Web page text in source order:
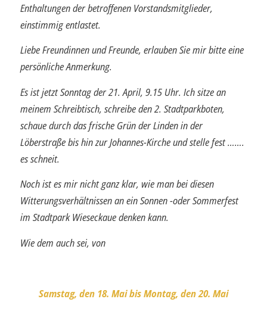
Enthaltungen der betroffenen Vorstandsmitglieder,
einstimmig entlastet.
Liebe Freundinnen und Freunde, erlauben Sie mir bitte eine
persönliche Anmerkung.
Es ist jetzt Sonntag der 21. April, 9.15 Uhr. Ich sitze an
meinem Schreibtisch, schreibe den 2. Stadtparkboten,
schaue durch das frische Grün der Linden in der
Löberstraße bis hin zur Johannes-Kirche und stelle fest …….
es schneit.
Noch ist es mir nicht ganz klar, wie man bei diesen
Witterungsverhältnissen an ein Sonnen -oder Sommerfest
im Stadtpark Wieseckaue denken kann.
Wie dem auch sei, von
Samstag, den 18. Mai bis Montag, den 20. Mai